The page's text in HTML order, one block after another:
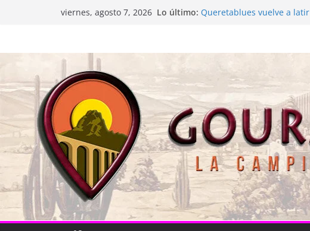
viernes, agosto 7, 2026 Lo último: Queretablues vuelve a latir